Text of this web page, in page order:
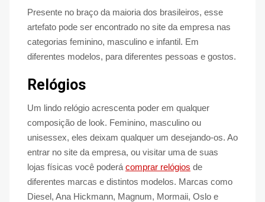
Presente no braço da maioria dos brasileiros, esse
artefato pode ser encontrado no site da empresa nas
categorias feminino, masculino e infantil. Em
diferentes modelos, para diferentes pessoas e gostos.
Relógios
Um lindo relógio acrescenta poder em qualquer
composição de look. Feminino, masculino ou
unisessex, eles deixam qualquer um desejando-os. Ao
entrar no site da empresa, ou visitar uma de suas
lojas físicas você poderá comprar relógios de
diferentes marcas e distintos modelos. Marcas como
Diesel, Ana Hickmann, Magnum, Mormaii, Oslo e